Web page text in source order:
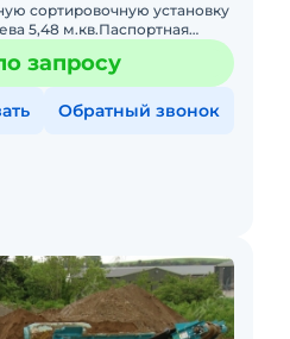
сортировочную установку
5,48 м.кв.Паспортная
т/чКолосниковая решетка на
запросу
Обратный звонок